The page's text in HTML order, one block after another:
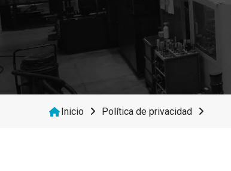
Inicio Política de privacidad